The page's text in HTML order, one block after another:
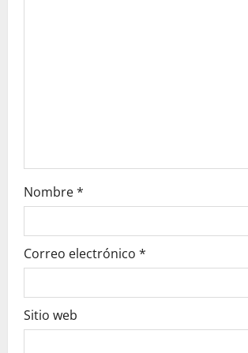
Nombre*
Correo electrónico *
Sitio web